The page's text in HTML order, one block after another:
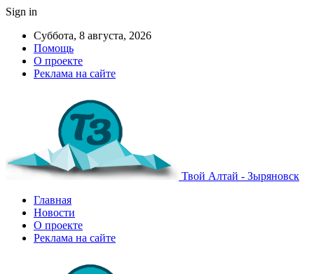
Sign in
Суббота, 8 августа, 2026
Помощь
О проекте
Реклама на сайте
Твой Алтай - Зыряновск
Главная
Новости
О проекте
Реклама на сайте